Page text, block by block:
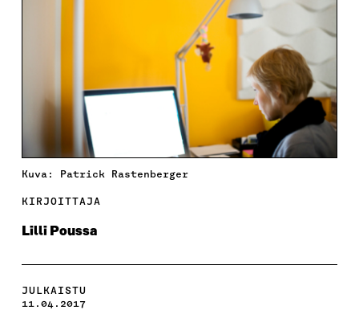
Kuva: Patrick Rastenberger
KIRJOITTAJA
Lilli Poussa
JULKAISTU
11.04.2017